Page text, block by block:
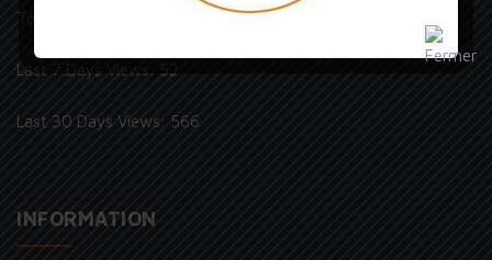
Today's Views:
Last 7 Days Views: 52
Last 30 Days Views: 566
INFORMATION